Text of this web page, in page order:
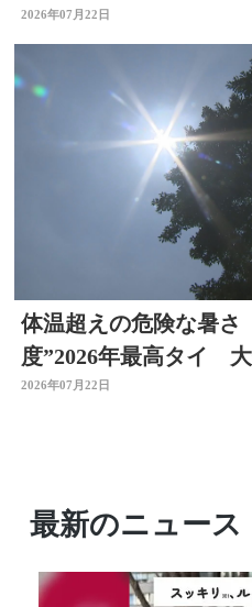
分
2026年07月22日
体温超えの危険な暑
度”2026年最高タイ
症疑いで搬送
2026年07月22日
最新のニュース